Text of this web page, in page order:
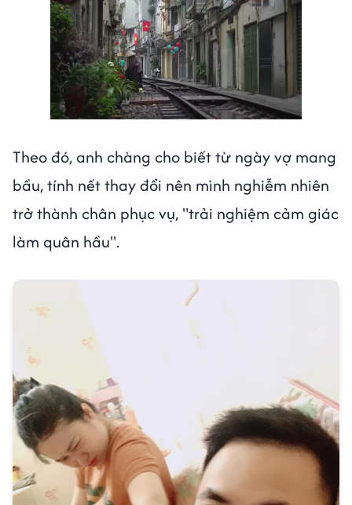
Theo đó, anh chàng cho biết từ ngày vợ mang
bầu, tính nết thay đổi nên mình nghiễm nhiên
trở thành chân phục vụ, "trải nghiệm cảm giác
làm quân hầu".